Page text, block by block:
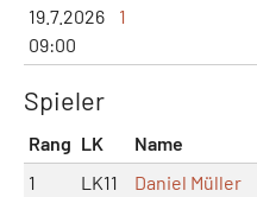
19.7.2026
09:00
1
Spieler
Rang LK Name
1
LK11 Daniel Müller